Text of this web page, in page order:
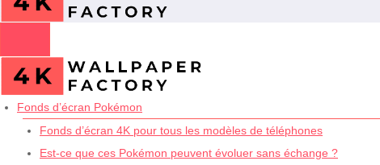
Fonds d’écran Pokémon
Fonds d’écran 4K pour tous les modèles de téléphones
Est-ce que ces Pokémon peuvent évoluer sans échange ?